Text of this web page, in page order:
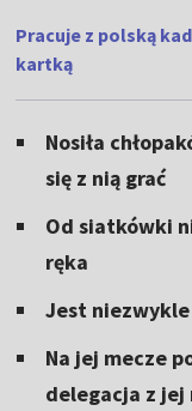
Pracuje z polską
kartką
Nosiła
się z nią grać
Od siatkówki
ręka
Jest
Na jej mecze
delegacja z